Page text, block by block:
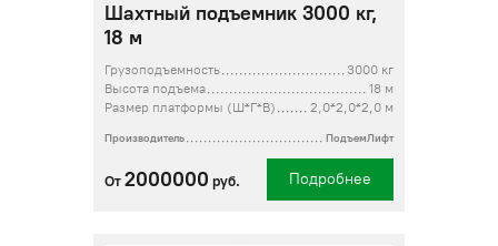
Шахтный подъемник 3000 кг,
18 м
Грузоподъемность
3000 кг
Высота подъема
18 м
Размер платформы (Ш*Г*В)
2,0*2,0*2,0 м
Производитель ПодъемЛифт
От 2000000 руб. Подробнее